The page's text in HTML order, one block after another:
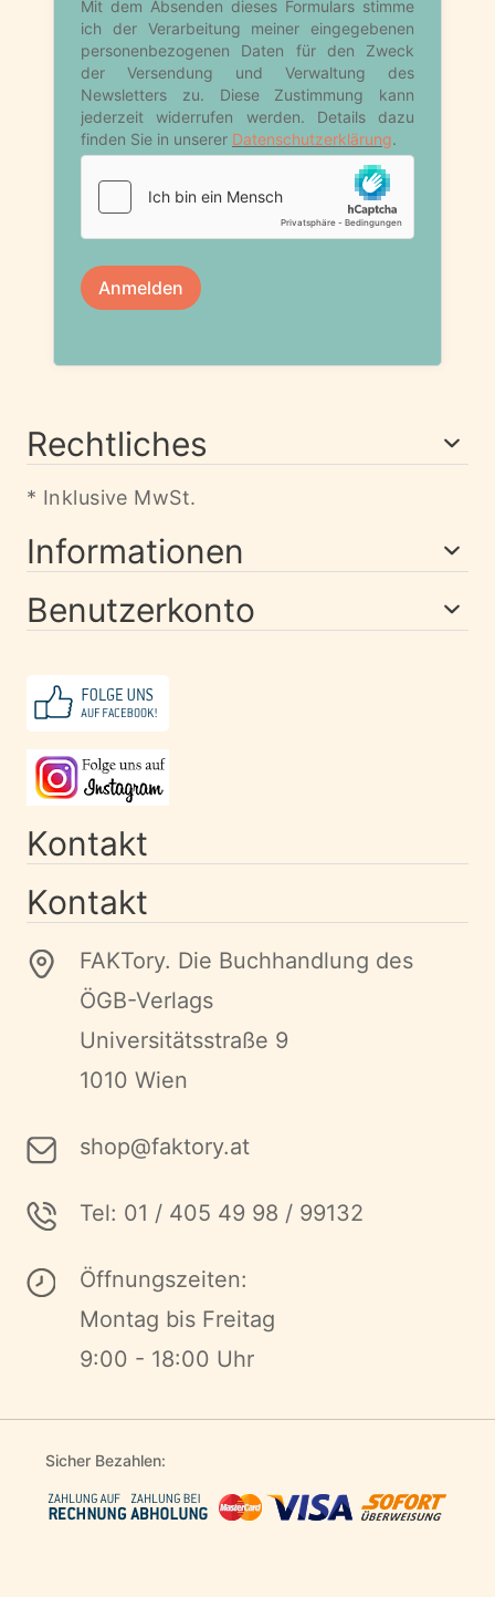
Rechtliches
* Inklusive MwSt.
Informationen
Benutzerkonto
Kontakt
Kontakt
FAKTory. Die Buchhandlung des
ÖGB-Verlags
Universitätsstraße 9
1010 Wien
shop@faktory.at
Tel: 01 / 405 49 98 / 99132
Öffnungszeiten:
Montag bis Freitag
9:00 - 18:00 Uhr
Sicher Bezahlen: